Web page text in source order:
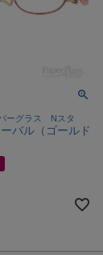
ーグラス Nスタ
バル（ゴールド